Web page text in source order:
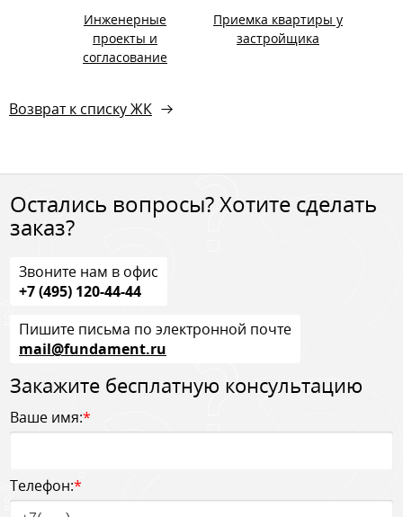
Инженерные
проекты и
согласование
Приемка квартиры у
застройщика
Возврат к списку ЖК
Остались вопросы? Хотите сделать
заказ?
Звоните нам в офис
+7 (495) 120-44-44
Пишите письма по электронной почте
mail@fundament.ru
Закажите бесплатную консультацию
Ваше имя:*
Телефон:*